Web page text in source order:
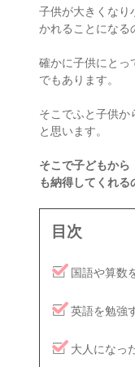
子供が大きくなり
かれることになる
確かに子供にとっ
でもあります。
そこでふと子供か
と思います。
そこで子どもから
も納得してくれる
目次
国語や算数
英語を勉強
大人になっ